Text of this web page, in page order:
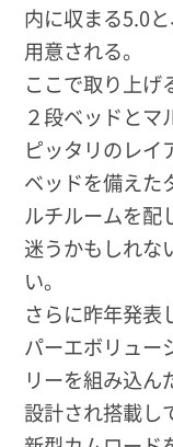
内に収まる5.0
用意される。
ここで取り上げ
２段ベッドとマ
ピッタリのレイ
ベッドを備えた
ルチルームを配
迷うかもしれな
い。
さらに昨年発表
パーエボリュー
リーを組み込
設計され搭載し